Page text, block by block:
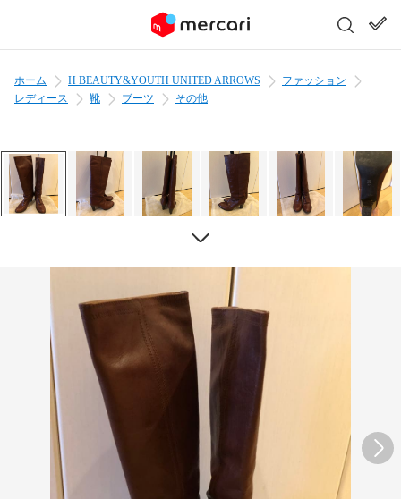
ホーム H BEAUTY&YOUTH UNITED ARROWS
ファッション
レディース
靴 ブーツ その他